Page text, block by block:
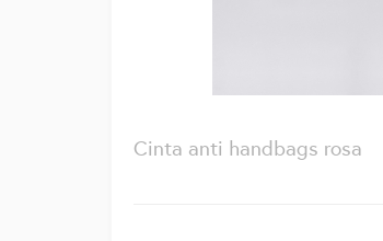
Cinta anti handbags rosa